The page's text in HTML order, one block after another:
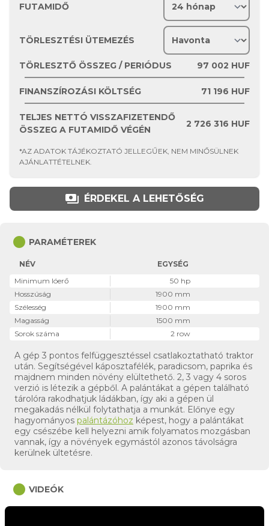
FUTAMIDŐ
TÖRLESZTÉSI ÜTEMEZÉS
TÖRLESZTŐ ÖSSZEG / PERIÓDUS 97 002 HUF
FINANSZÍROZÁSI KÖLTSÉG 71 196 HUF
TELJES NETTÓ VISSZAFIZETENDŐ
ÖSSZEG A FUTAMIDŐ VÉGÉN
2 726 316 HUF
*AZ ADATOK TÁJÉKOZTATÓ JELLEGŰEK, NEM MINŐSÜLNEK
AJÁNLATTÉTELNEK.
payments ÉRDEKEL A LEHETŐSÉG
circle PARAMÉTEREK
NÉV
EGYSÉG
Minimum lóerő
50 hp
Hosszúság
1900 mm
Szélesség
1900 mm
Magasság
1500 mm
Sorok száma
2 row
A gép 3 pontos felfüggesztéssel csatlakoztatható traktor
után. Segítségével káposztafélék, paradicsom, paprika és
majdnem minden növény elültethető. 2, 3 vagy 4 soros
verzió is létezik a gépből. A palántákat a gépen található
tárolóra rakodhatjuk ládákban, így aki a gépen ül
megakadás nélkül folytathatja a munkát. Előnye egy
hagyományos palántázóhoz képest, hogy a palántákat
egy csészébe kell helyezni amik folyamatos mozgásban
vannak, így a növények egymástól azonos távolságra
kerülnek ültetésre.
circle VIDEÓK